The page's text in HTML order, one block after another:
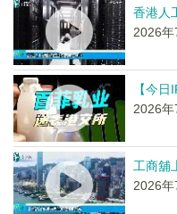
香港人
2026
【今
2026
工商舖
2026